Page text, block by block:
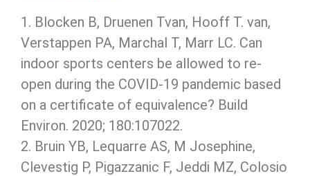
1. Blocken B, Druenen Tvan, Hooff T. van,
Verstappen PA, Marchal T, Marr LC. Can
indoor sports centers be allowed to re-
open during the COVID-19 pandemic based
on a certificate of equivalence? Build
Environ. 2020; 180:107022.
2. Bruin YB, Lequarre AS, M Josephine,
Clevestig P, Pigazzanic F, Jeddi MZ, Colosio